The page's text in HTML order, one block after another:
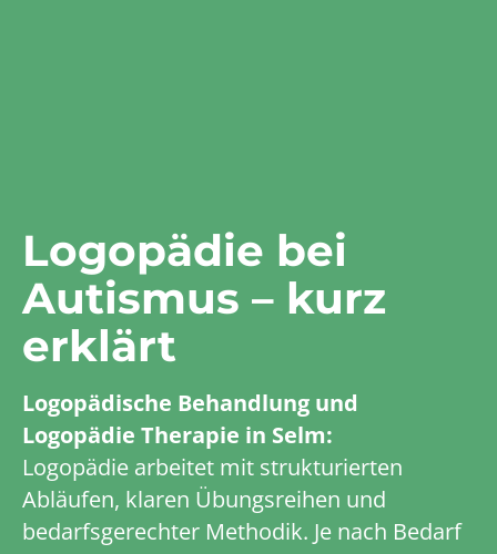
Logopädie bei
Autismus – kurz
erklärt
Logopädische Behandlung und
Logopädie Therapie in Selm:
Logopädie arbeitet mit strukturierten
Abläufen, klaren Übungsreihen und
bedarfsgerechter Methodik. Je nach Bedarf